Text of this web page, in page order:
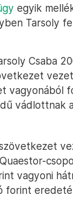
egyik
Tarsoly
Csaba
vagyonából
vádlottnak
vagyoni
forint